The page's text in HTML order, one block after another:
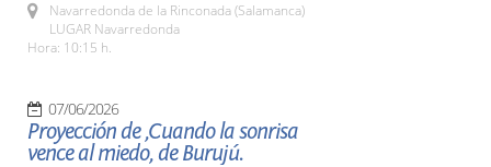
Navarredonda de la Rinconada (Salamanca)
LUGAR Navarredonda
Hora: 10:15 h.
07/06/2026
Proyección de ,Cuando la sonrisa
vence al miedo, de Burujú.